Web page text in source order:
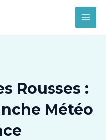
Rousses :
Météo